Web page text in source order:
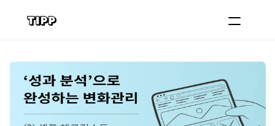
코치 등록하기
로그인
도입 문의